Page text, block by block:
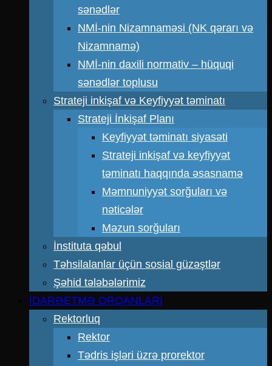
sənədlər
NMİ-nin Nizamnaməsi (NK qərarı və
Nizamnamə)
NMİ-nin daxili normativ – hüquqi
sənədlər toplusu
Strateji inkişaf və Keyfiyyət təminatı
Strateji İnkişaf Planı
Keyfiyyət təminatı siyasəti
Strateji inkişaf və keyfiyyət
təminatı haqqında əsasnamə
Məmnuniyyət sorğuları və
nəticələr
Məzun sorğuları
İnstituta qəbul
Təhsilalanlar üçün sosial güzəştlər
Şəhid tələbələrimiz
İDARƏETMƏ ORQANLARI
Rektorluq
Rektor
Tədris işləri üzrə prorektor